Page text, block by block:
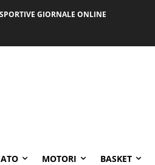
GIORNALE ONLINE
MOTORI BASKET